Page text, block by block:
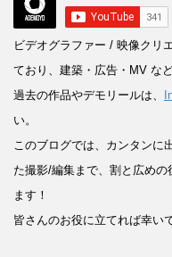
ビデオグラファー / 映像クリ
ており、建築・広告・MV な
過去の作品やデモリールは、
い。
このブログでは、カンタンに
た撮影/編集まで、割と広め
ます！
皆さんのお役に立てれば幸い